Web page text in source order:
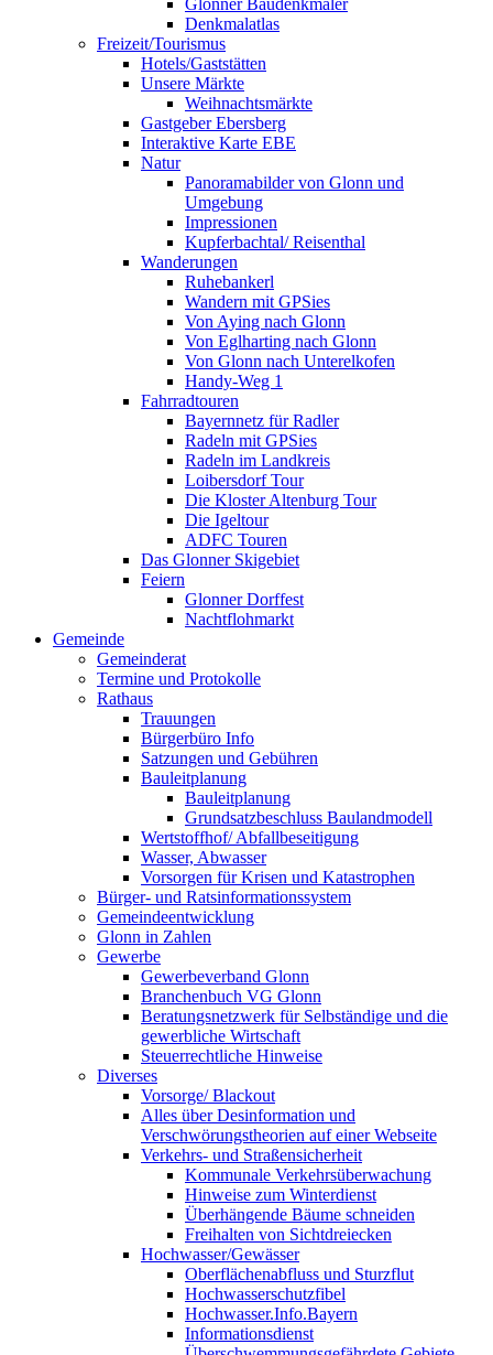
Glonner Baudenkmäler
Denkmalatlas
Freizeit/Tourismus
Hotels/Gaststätten
Unsere Märkte
Weihnachtsmärkte
Gastgeber Ebersberg
Interaktive Karte EBE
Natur
Panoramabilder von Glonn und
Umgebung
Impressionen
Kupferbachtal/ Reisenthal
Wanderungen
Ruhebankerl
Wandern mit GPSies
Von Aying nach Glonn
Von Eglharting nach Glonn
Von Glonn nach Unterelkofen
Handy-Weg 1
Fahrradtouren
Bayernnetz für Radler
Radeln mit GPSies
Radeln im Landkreis
Loibersdorf Tour
Die Kloster Altenburg Tour
Die Igeltour
ADFC Touren
Das Glonner Skigebiet
Feiern
Glonner Dorffest
Nachtflohmarkt
Gemeinde
Gemeinderat
Termine und Protokolle
Rathaus
Trauungen
Bürgerbüro Info
Satzungen und Gebühren
Bauleitplanung
Bauleitplanung
Grundsatzbeschluss Baulandmodell
Wertstoffhof/ Abfallbeseitigung
Wasser, Abwasser
Vorsorgen für Krisen und Katastrophen
Bürger- und Ratsinformationssystem
Gemeindeentwicklung
Glonn in Zahlen
Gewerbe
Gewerbeverband Glonn
Branchenbuch VG Glonn
Beratungsnetzwerk für Selbständige und die
gewerbliche Wirtschaft
Steuerrechtliche Hinweise
Diverses
Vorsorge/ Blackout
Alles über Desinformation und
Verschwörungstheorien auf einer Webseite
Verkehrs- und Straßensicherheit
Kommunale Verkehrsüberwachung
Hinweise zum Winterdienst
Überhängende Bäume schneiden
Freihalten von Sichtdreiecken
Hochwasser/Gewässer
Oberflächenabfluss und Sturzflut
Hochwasserschutzfibel
Hochwasser.Info.Bayern
Informationsdienst